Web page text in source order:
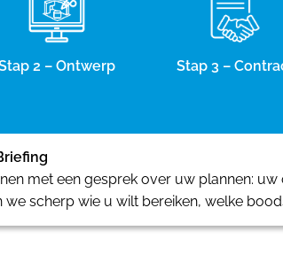
2 – Ontwerp Stap 3 –
met een gesprek over uw plannen:
we scherp wie u wilt bereiken, welke